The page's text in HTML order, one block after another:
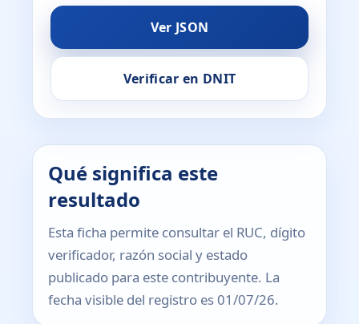
Ver JSON
Verificar en DNIT
Qué significa este
resultado
Esta ficha permite consultar el RUC, dígito
verificador, razón social y estado
publicado para este contribuyente. La
fecha visible del registro es 01/07/26.